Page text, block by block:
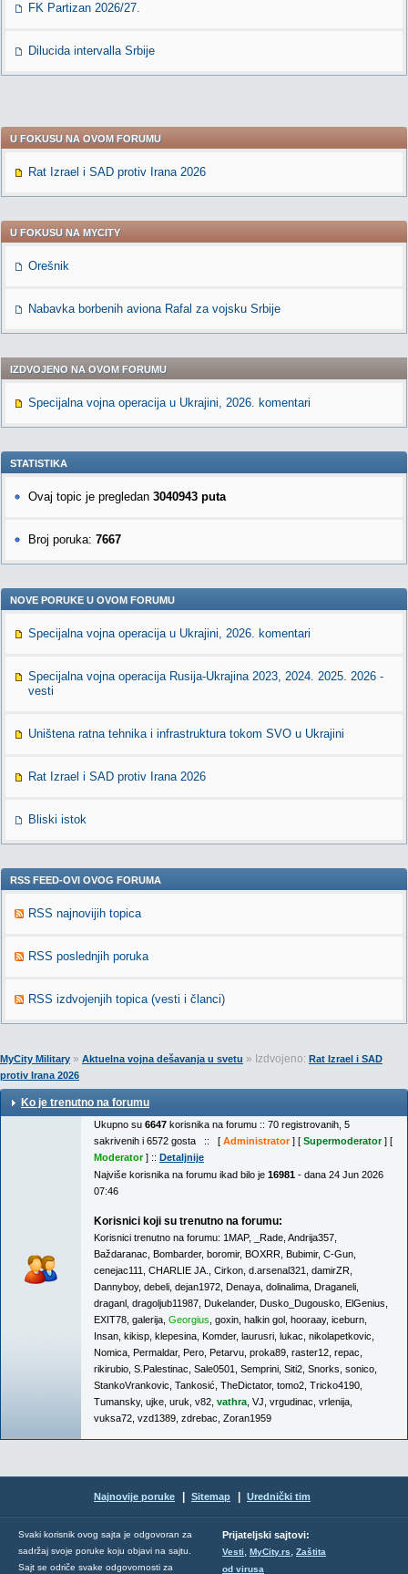
FK Partizan 2026/27.
Dilucida intervalla Srbije
U FOKUSU NA OVOM FORUMU
Rat Izrael i SAD protiv Irana 2026
U FOKUSU NA MYCITY
Orešnik
Nabavka borbenih aviona Rafal za vojsku Srbije
IZDVOJENO NA OVOM FORUMU
Specijalna vojna operacija u Ukrajini, 2026. komentari
STATISTIKA
Ovaj topic je pregledan 3040943 puta
Broj poruka: 7667
NOVE PORUKE U OVOM FORUMU
Specijalna vojna operacija u Ukrajini, 2026. komentari
Specijalna vojna operacija Rusija-Ukrajina 2023, 2024. 2025. 2026 -
vesti
Uništena ratna tehnika i infrastruktura tokom SVO u Ukrajini
Rat Izrael i SAD protiv Irana 2026
Bliski istok
RSS FEED-OVI OVOG FORUMA
RSS najnovijih topica
RSS poslednjih poruka
RSS izdvojenjih topica (vesti i članci)
MyCity Military » Aktuelna vojna dešavanja u svetu » Izdvojeno: Rat Izrael i SAD
protiv Irana 2026
Ko je trenutno na forumu
Ukupno su 6647 korisnika na forumu :: 70 registrovanih, 5
sakrivenih i 6572 gosta :: [ Administrator] [ Supermoderator] [
Moderator] :: Detaljnije
Najviše korisnika na forumu ikad bilo je 16981 - dana 24 Jun 2026
07:46
Korisnici koji su trenutno na forumu:
Korisnici trenutno na forumu: 1MAP, _Rade Andrija357
Baždaranac Bombarder, boromir, BOXRR Bubimir, C-Gun
cenejac111
CHARLIE JA. Cirkon d.arsenal321 damirZR
Dannyboy, debeli dejan1972 Denaya dolinalima Draganeli
draganl dragoljub11987 Dukelander, Dusko_Dugousko ElGenius
EXIT78 galerija Georgius goxin halkin gol hooraay, iceburn
Insan kikisp klepesina Komder, laurusri lukac nikolapetkovic
Nomica Permaldar, Pero Petarvu proka89 raster12 repac
rikirubio S.Palestinac Sale0501 Semprini Siti2 Snorks sonico
StankoVrankovic Tankosić TheDictator, tomo2 Tricko4190
Tumansky, ujke uruk v82 vathra VJ vrgudinac vrlenija
vuksa72 vzd1389 zdrebac Zoran1959
Najnovije poruke Sitemap Urednički tim
Svaki korisnik ovog sajta je odgovoran za
sadržaj svoje poruke koju objavi na sajtu.
Sajt se odriče svake odgovornosti za
Prijateljski sajtovi:
Vesti, MyCity.rs, Zaštita
od virusa